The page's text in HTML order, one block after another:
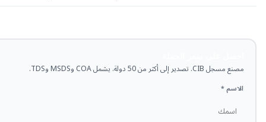
مصنع مسجل CIB. تصدير إلى أكثر من 50 دولة. يشمل COA وMSDS وTDS.
الاسم *